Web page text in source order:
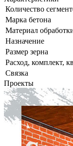
Количество
Марка бетона
Материал
Назначение
Размер зерна
Расход, комплект,
Связка
Проекты